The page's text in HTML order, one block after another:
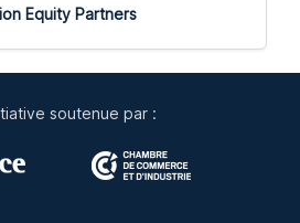
Equity Partners
soutenue par :